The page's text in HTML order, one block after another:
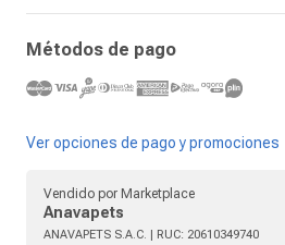
Métodos de pago
Ver opciones de pago y promociones
Vendido por Marketplace
Anavapets
ANAVAPETS S.A.C. | RUC: 20610349740